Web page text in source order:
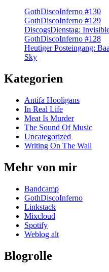
GothDiscoInferno #130
GothDiscoInferno #129
DiscogsDienstag:
GothDiscoInferno #128
Heutiger Posteingang:
Sky
Kategorien
Antifa Hooligans
In Real Life
Meat Is Murder
The Sound Of Music
Uncategorized
Writing On The Wall
Mehr von mir
Bandcamp
GothDiscoInferno
Linkstack
Mixcloud
Spotify
Weblog alt
Blogrolle